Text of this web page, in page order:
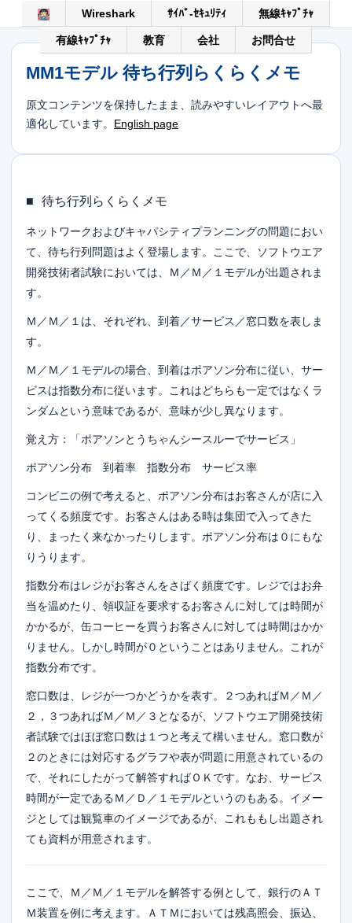
Wireshark ｻｲﾊﾞ-ｾｷｭﾘﾃｨ 無線ｷｬﾌﾟﾁｬ
有線ｷｬﾌﾟﾁｬ 教育 会社 お問合せ
MM1モデル 待ち行列らくらくメモ
原文コンテンツを保持したまま、読みやすいレイアウトへ最
適化しています。 English page
■ 待ち行列らくらくメモ
ネットワークおよびキャパシティプランニングの問題におい
て、待ち行列問題はよく登場します。ここで、ソフトウエア
開発技術者試験においては、Ｍ／Ｍ／１モデルが出題されま
す。
Ｍ／Ｍ／１は、それぞれ、到着／サービス／窓口数を表しま
す。
Ｍ／Ｍ／１モデルの場合、到着はポアソン分布に従い、サー
ビスは指数分布に従います。これはどちらも一定ではなくラ
ンダムという意味であるが、意味が少し異なります。
覚え方：「ポアソンとうちゃんシースルーでサービス」
ポアソン分布 到着率 指数分布 サービス率
コンビニの例で考えると、ポアソン分布はお客さんが店に入
ってくる頻度です。お客さんはある時は集団で入ってきた
り、まったく来なかったりします。ポアソン分布は０にもな
りうります。
指数分布はレジがお客さんをさばく頻度です。レジではお弁
当を温めたり、領収証を要求するお客さんに対しては時間が
かかるが、缶コーヒーを買うお客さんに対しては時間はかか
りません。しかし時間が０ということはありません。これが
指数分布です。
窓口数は、レジが一つかどうかを表す。２つあればＭ／Ｍ／
２，３つあればＭ／Ｍ／３となるが、ソフトウエア開発技術
者試験ではほぼ窓口数は１つと考えて構いません。窓口数が
２のときには対応するグラフや表が問題に用意されているの
で、それにしたがって解答すればＯＫです。なお、サービス
時間が一定であるＭ／Ｄ／１モデルというのもある。イメー
ジとしては観覧車のイメージであるが、これももし出題され
ても資料が用意されます。
ここで、Ｍ／Ｍ／１モデルを解答する例として、銀行のＡＴ
Ｍ装置を例に考えます。ＡＴＭにおいては残高照会、振込、